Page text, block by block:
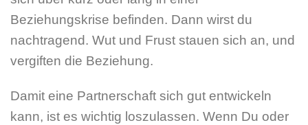
Beziehungskrise befinden. Dann wirst du
nachtragend. Wut und Frust stauen sich an, und
vergiften die Beziehung.
Damit eine Partnerschaft sich gut entwickeln
kann, ist es wichtig loszulassen. Wenn Du oder